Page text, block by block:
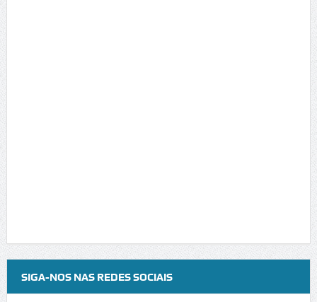
SIGA-NOS NAS REDES SOCIAIS